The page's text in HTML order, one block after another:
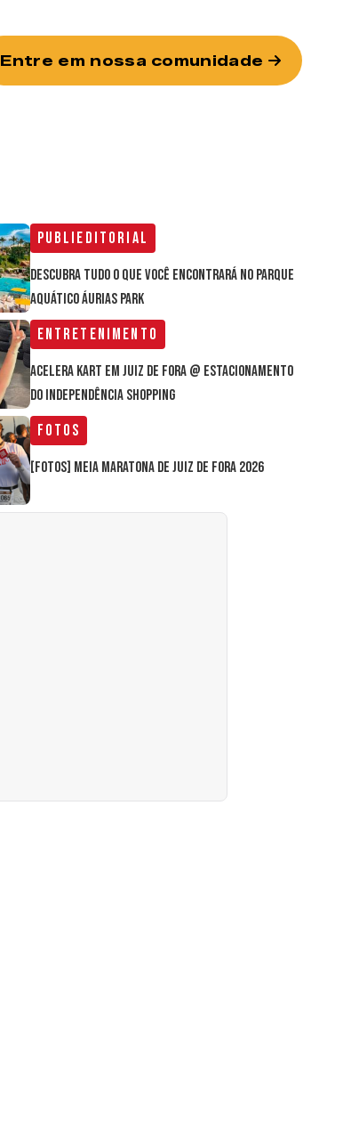
Entre em nossa comunidade
Publieditorial
Descubra tudo o que você encontrará no parque
aquático Áurias Park
Entretenimento
Acelera Kart em Juiz de Fora @ estacionamento
do Independência Shopping
Fotos
[FOTOS] Meia Maratona de Juiz de Fora 2026